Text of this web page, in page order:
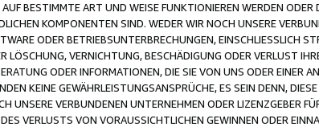
BESTIMMTE ART UND WEISE FUNKTIONIEREN WERDEN
KOMPONENTEN SIND. WEDER WIR NOCH UNSERE
ODER BETRIEBSUNTERBRECHUNGEN, EINSCHLIESSLICH
LÖSCHUNG, VERNICHTUNG, BESCHÄDIGUNG ODER VERLUST
ODER INFORMATIONEN, DIE SIE VON UNS ODER EINER
KEINE GEWÄHRLEISTUNGSANSPRÜCHE, ES SEIN DENN,
UNSERE VERBUNDENEN UNTERNEHMEN ODER LIZENZGEBER
VERLUSTS VON VORAUSSICHTLICHEN GEWINNEN ODER